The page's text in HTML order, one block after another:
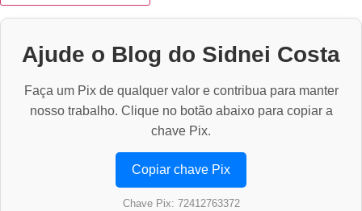
Ajude o Blog do Sidnei Costa
Faça um Pix de qualquer valor e contribua para manter
nosso trabalho. Clique no botão abaixo para copiar a
chave Pix.
Copiar chave Pix
Chave Pix: 72412763372